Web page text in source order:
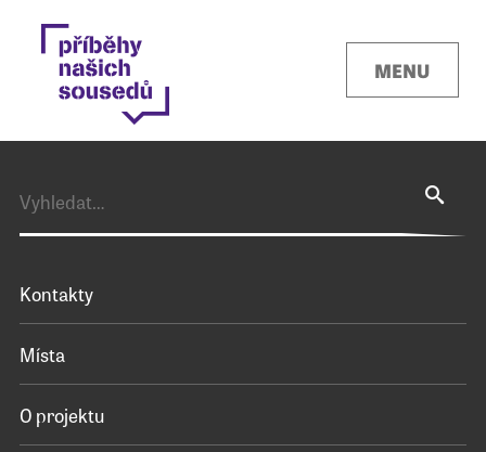
MENU
Kontakty
Místa
O projektu